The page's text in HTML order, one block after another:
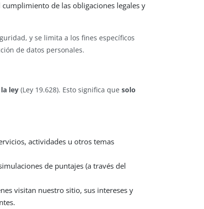
de las obligaciones legales y
y se limita a los fines específicos
de datos personales.
ley (Ley 19.628). Esto significa que solo
actividades u otros temas
de puntajes (a través del
visitan nuestro sitio, sus intereses y